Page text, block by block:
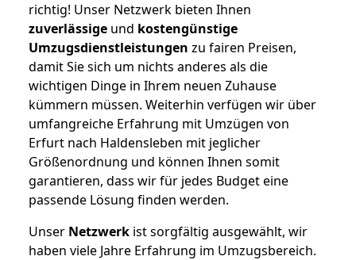
richtig! Unser Netzwerk bieten Ihnen
zuverlässige und kostengünstige
Umzugsdienstleistungen zu fairen Preisen,
damit Sie sich um nichts anderes als die
wichtigen Dinge in Ihrem neuen Zuhause
kümmern müssen. Weiterhin verfügen wir über
umfangreiche Erfahrung mit Umzügen von
Erfurt nach Haldensleben mit jeglicher
Größenordnung und können Ihnen somit
garantieren, dass wir für jedes Budget eine
passende Lösung finden werden.
Unser Netzwerk ist sorgfältig ausgewählt, wir
haben viele Jahre Erfahrung im Umzugsbereich.